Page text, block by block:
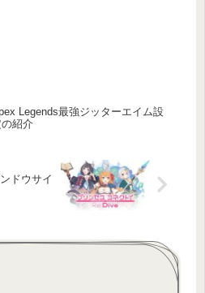
Legends最強ジッターエイム設
の紹介
ドウサイ